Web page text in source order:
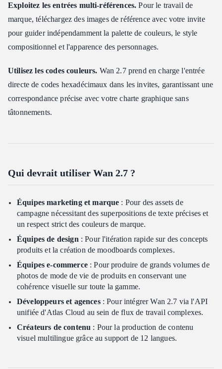
Exploitez les entrées multi-références. Pour le travail de
marque, téléchargez des images de référence avec votre invite
pour guider indépendamment la palette de couleurs, le style
compositionnel et l'apparence des personnages.
Utilisez les codes couleurs. Wan 2.7 prend en charge l'entrée
directe de codes hexadécimaux dans les invites, garantissant une
correspondance précise avec votre charte graphique sans
tâtonnements.
Qui devrait utiliser Wan 2.7 ?
Équipes marketing et marque : Pour des assets de
campagne nécessitant des superpositions de texte précises et
un respect strict des couleurs de marque.
Équipes de design : Pour l'itération rapide sur des concepts
produits et la création de moodboards complexes.
Équipes e-commerce: Pour produire de grands volumes de
photos de mode de vie de produits en conservant une
cohérence visuelle sur toute la gamme.
Développeurs et agences: Pour intégrer Wan 2.7 via l'API
unifiée d'Atlas Cloud au sein de flux de travail complexes.
Créateurs de contenu : Pour la production de contenu
visuel multilingue grâce au support de 12 langues.